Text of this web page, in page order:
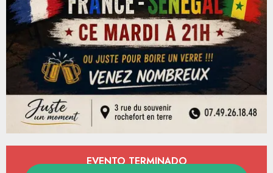
Horarios y datos de contacto
EVENTO TERMINADO